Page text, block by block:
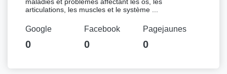
articulations, les muscles et le système ...
Google
0
Facebook
0
Pagejaunes
0